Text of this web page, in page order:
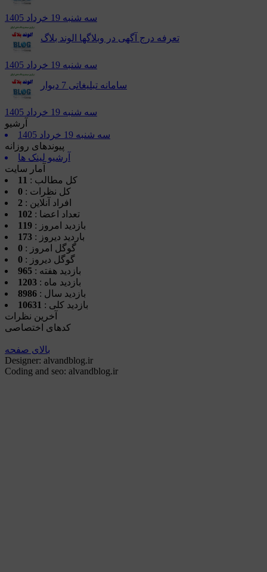
سه شنبه 19 خرداد 1405
تعرفه درج آگهی در وبلاگها الوند بلاگ
سه شنبه 19 خرداد 1405
سامانه تبلیغاتی 7 دیوار
سه شنبه 19 خرداد 1405
آرشیو
سه شنبه 19 خرداد 1405
پیوندهای روزانه
آرشیو لینک ها
آمار سایت
کل مطالب : 11
کل نظرات : 0
افراد آنلاین : 2
تعداد اعضا : 102
بازدید امروز : 119
باردید دیروز : 173
گوگل امروز : 0
گوگل دیروز : 0
بازدید هفته : 965
بازدید ماه : 1203
بازدید سال : 8986
بازدید کلی : 10631
آخرین نظرات
کدهای اختصاصی
بالای صفحه
Designer: alvandblog.ir
Coding and seo: alvandblog.ir